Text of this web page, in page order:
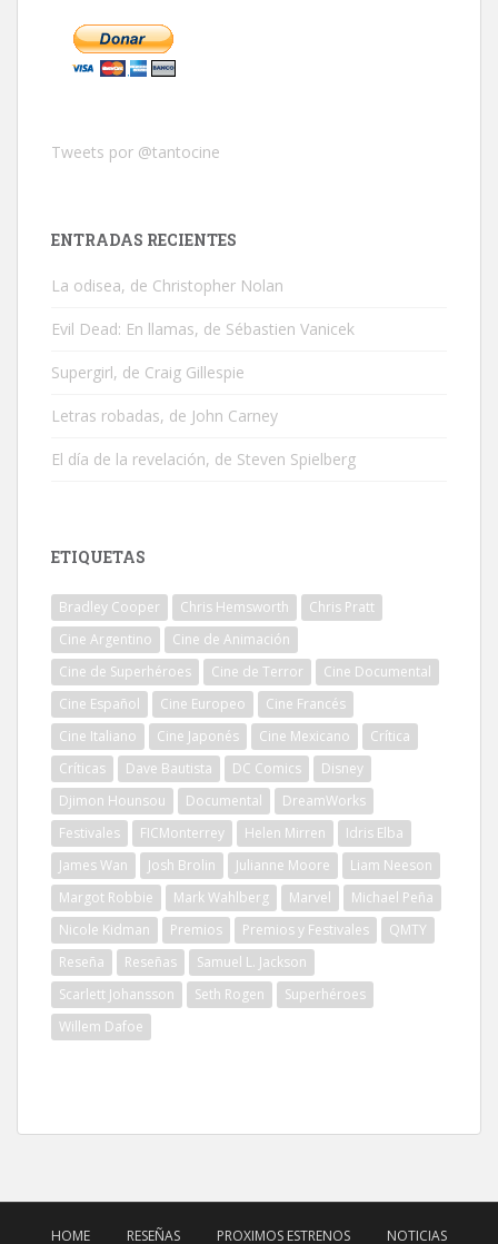
Tweets por @tantocine
ENTRADAS RECIENTES
La odisea, de Christopher Nolan
Evil Dead: En llamas, de Sébastien Vanicek
Supergirl, de Craig Gillespie
Letras robadas, de John Carney
El día de la revelación, de Steven Spielberg
ETIQUETAS
Bradley Cooper Chris Hemsworth
Chris Pratt
Cine Argentino
Cine de Animación
Cine de Superhéroes
Cine de Terror
Cine Documental
Cine Español
Cine Europeo
Cine Francés
Cine Italiano
Cine Japonés Cine Mexicano
Crítica
Críticas
Dave Bautista DC Comics
Disney
Djimon Hounsou
Documental
DreamWorks
Festivales
FICMonterrey Helen Mirren
Idris Elba
James Wan
Josh Brolin Julianne Moore
Liam Neeson
Margot Robbie
Mark Wahlberg Marvel
Michael Peña
Nicole Kidman
Premios Premios y Festivales
QMTY
Reseña
Reseñas
Samuel L. Jackson
Scarlett Johansson
Seth Rogen
Superhéroes
Willem Dafoe
HOME RESEÑAS PROXIMOS ESTRENOS NOTICIAS